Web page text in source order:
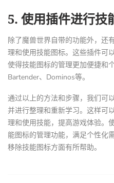
5. 使用插件进行技
除了魔兽世界自带的功能外，还
理和使用技能图标。这些插件可
使得技能图标的管理更加便捷和
Bartender、Dominos等。
通过以上的方法和步骤，我们可
并进行整理和重新学习。这样可
理和使用技能，提高游戏体验。
能图标的管理功能，满足个性化
移除技能图标方面有所帮助。